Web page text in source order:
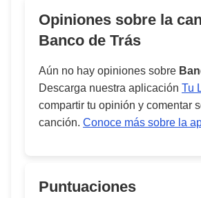
Opiniones sobre la
Banco de Trás
Aún no hay opiniones sobre
Descarga nuestra aplicación Tu
compartir tu opinión y comentar
canción. Conoce más sobre la
Puntuaciones